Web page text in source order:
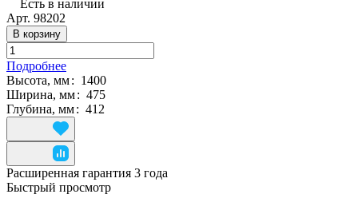
Есть в наличии
Арт. 98202
В корзину
Подробнее
Высота, мм: 1400
Ширина, мм: 475
Глубина, мм: 412
Расширенная гарантия 3 года
Быстрый просмотр